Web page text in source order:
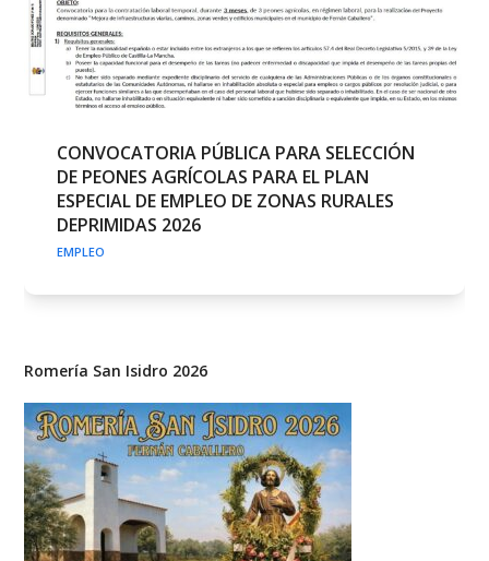
CONVOCATORIA PÚBLICA PARA SELECCIÓN
DE PEONES AGRÍCOLAS PARA EL PLAN
ESPECIAL DE EMPLEO DE ZONAS RURALES
DEPRIMIDAS 2026
EMPLEO
Romería San Isidro 2026